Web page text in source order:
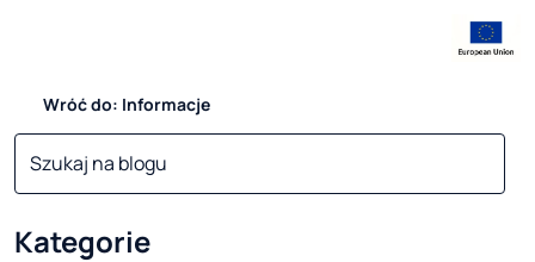
Wróć do: Informacje
Kategorie